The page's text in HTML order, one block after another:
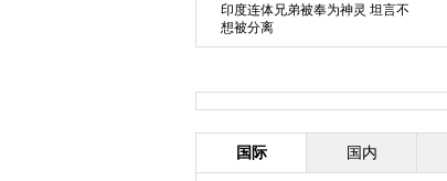
印度连体兄弟被奉为神灵 坦言不
想被分离
国际 国内